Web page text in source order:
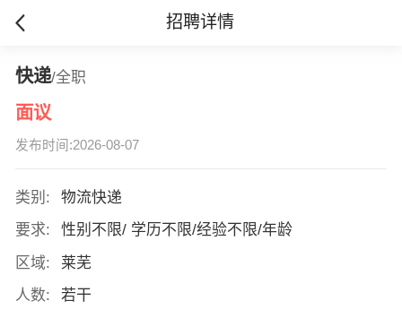
招聘详情
快递/全职
面议
发布时间:2026-08-07
类别:
物流快递
要求:
性别不限/ 学历不限/经验不限/年龄
区域:
莱芜
人数:
若干